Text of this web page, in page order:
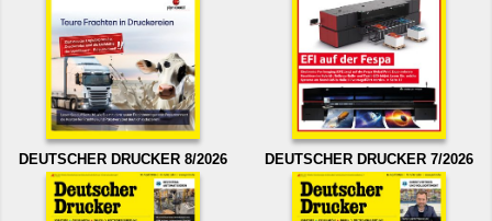
DEUTSCHER DRUCKER 8/2026 DEUTSCHER DRUCKER 7/2026